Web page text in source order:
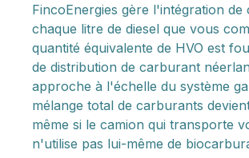
FincoEnergies gère l'intégration de
chaque litre de diesel que vous
quantité équivalente de HVO est
de distribution de carburant
approche à l'échelle du système
mélange total de carburants
même si le camion qui transporte
n'utilise pas lui-même de